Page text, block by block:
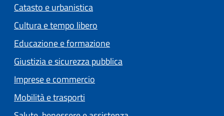
Catasto e urbanistica
Cultura e tempo libero
Educazione e formazione
Giustizia e sicurezza pubblica
Imprese e commercio
Mobilità e trasporti